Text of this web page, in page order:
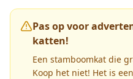
Pas op voor
katten!
Een stamboomkat die
Koop het niet! Het is